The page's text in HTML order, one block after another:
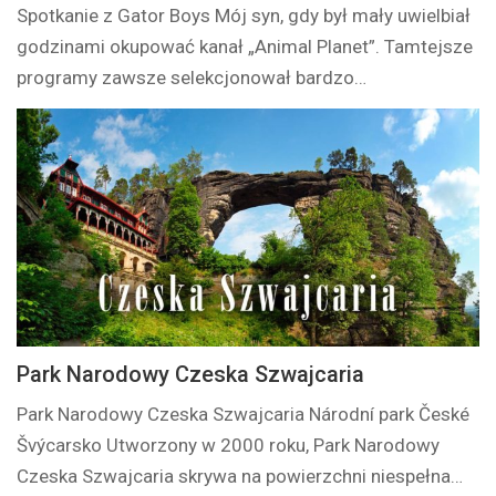
Spotkanie z Gator Boys Mój syn, gdy był mały uwielbiał
godzinami okupować kanał „Animal Planet”. Tamtejsze
programy zawsze selekcjonował bardzo…
Park Narodowy Czeska Szwajcaria
Park Narodowy Czeska Szwajcaria Národní park České
Švýcarsko Utworzony w 2000 roku, Park Narodowy
Czeska Szwajcaria skrywa na powierzchni niespełna…